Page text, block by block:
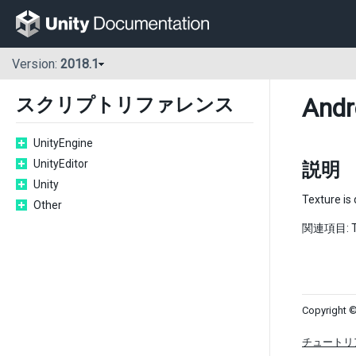
Version: 2018.1
スクリプトリファレンス
UnityEngine
UnityEditor
Unity
Other
説明
Texture is
関連項目:
Copyright
チュートリ